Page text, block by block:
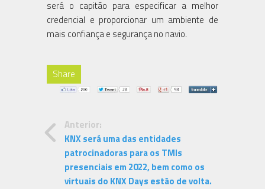
será o capitão para especificar a melhor
credencial e proporcionar um ambiente de
mais confiança e segurança no navio.
Share
Anterior:
KNX será uma das entidades
patrocinadoras para os TMIs
presenciais em 2022, bem como os
virtuais do KNX Days estão de volta.